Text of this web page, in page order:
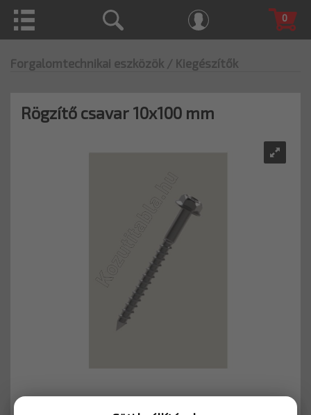
0
Forgalomtechnikai eszközök / Kiegészítők
Rögzítő csavar 10x100 mm